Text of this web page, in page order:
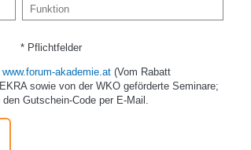
* Pflichtfelder
www.forum-akademie.at (Vom Rabatt
sowie von der WKO geförderte Seminare;
Gutschein-Code per E-Mail.